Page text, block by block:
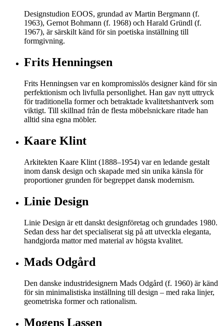
Designstudion EOOS, grundad av Martin Bergmann (f.
1963), Gernot Bohmann (f. 1968) och Harald Gründl (f.
1967), är särskilt känd för sin poetiska inställning till
formgivning.
Frits Henningsen
Frits Henningsen var en kompromisslös designer känd för sin
perfektionism och livfulla personlighet. Han gav nytt uttryck
för traditionella former och betraktade kvalitetshantverk som
viktigt. Till skillnad från de flesta möbelsnickare ritade han
alltid sina egna möbler.
Kaare Klint
Arkitekten Kaare Klint (1888–1954) var en ledande gestalt
inom dansk design och skapade med sin unika känsla för
proportioner grunden för begreppet dansk modernism.
Linie Design
Linie Design är ett danskt designföretag och grundades 1980.
Sedan dess har det specialiserat sig på att utveckla eleganta,
handgjorda mattor med material av högsta kvalitet.
Mads Odgård
Den danske industridesignern Mads Odgård (f. 1960) är känd
för sin minimalistiska inställning till design – med raka linjer,
geometriska former och rationalism.
Mogens Lassen